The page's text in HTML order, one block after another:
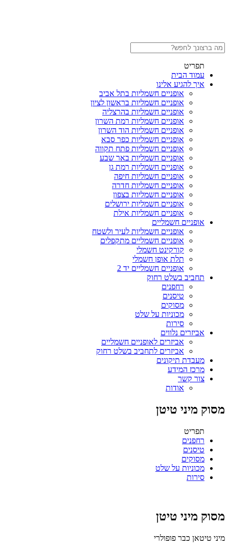
תפריט
עמוד הבית
איך להגיע אלינו
אופניים חשמליות בתל אביב
אופניים חשמליות בראשון לציון
אופניים חשמליות בהרצליה
אופניים חשמליות רמת השרון
אופניים חשמליות הוד השרון
אופניים חשמליות כפר סבא
אופניים חשמליות פתח תקווה
אופניים חשמליות באר שבע
אופניים חשמליות רמת גן
אופניים חשמליות חיפה
אופניים חשמליות חדרה
אופניים חשמליות בצפון
אופניים חשמליות ירושלים
אופניים חשמליות אילת
אופניים חשמליים
אופניים חשמליות לעיר ולשטח
אופניים חשמליים מתקפלים
קורקינט חשמלי
תלת אופן חשמלי
אופניים חשמליים יד 2
תחביב בשלט רחוק
רחפנים
טיסנים
מסוקים
מכוניות על שלט
סירות
אביזרים נלווים
אביזרים לאופניים חשמליים
אביזרים לתחביב בשלט רחוק
מעבדת תיקונים
מרכז המידע
צור קשר
אודות
מסוק מיני טיטן
תפריט
רחפנים
טיסנים
מסוקים
מכוניות על שלט
סירות
מסוק מיני טיטן
מיני טיטאן כבר פופולרי